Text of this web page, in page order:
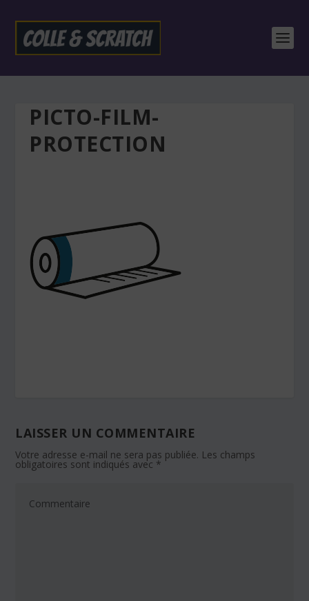
PICTO-FILM-
PROTECTION
LAISSER UN COMMENTAIRE
Votre adresse e-mail ne sera pas publiée. Les champs
obligatoires sont indiqués avec *